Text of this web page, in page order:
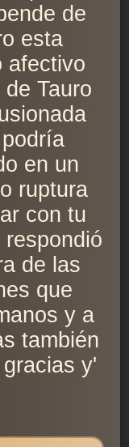
de
esta
afectivo
Tauro
en un
ruptura
con tu
de las
que
y a
también
y'